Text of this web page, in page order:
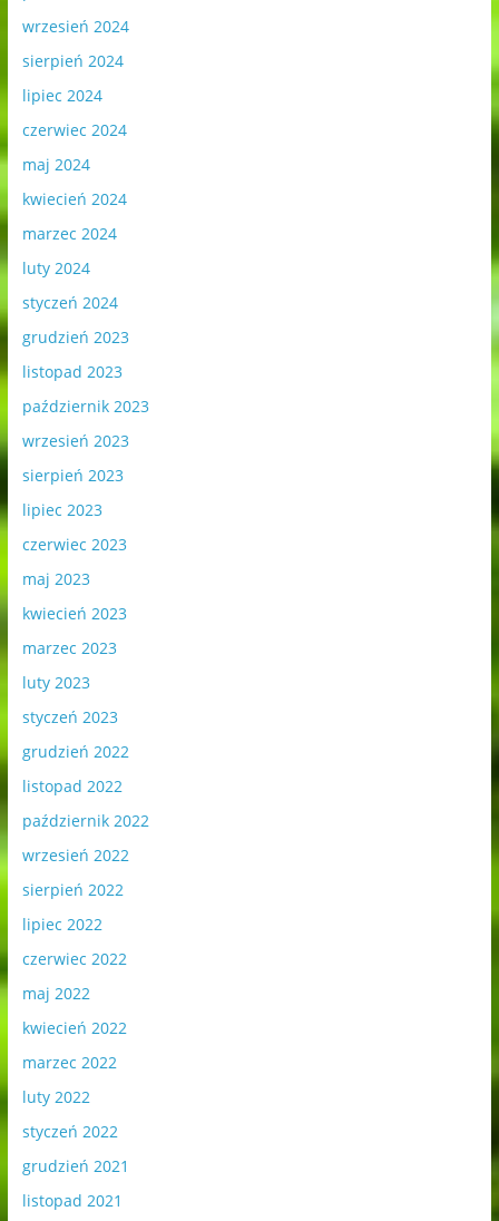
wrzesień 2024
sierpień 2024
lipiec 2024
czerwiec 2024
maj 2024
kwiecień 2024
marzec 2024
luty 2024
styczeń 2024
grudzień 2023
listopad 2023
październik 2023
wrzesień 2023
sierpień 2023
lipiec 2023
czerwiec 2023
maj 2023
kwiecień 2023
marzec 2023
luty 2023
styczeń 2023
grudzień 2022
listopad 2022
październik 2022
wrzesień 2022
sierpień 2022
lipiec 2022
czerwiec 2022
maj 2022
kwiecień 2022
marzec 2022
luty 2022
styczeń 2022
grudzień 2021
listopad 2021